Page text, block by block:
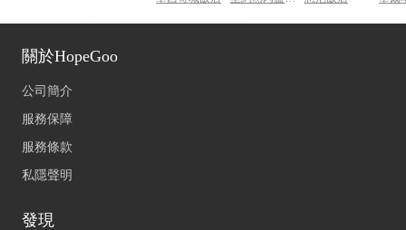
關於HopeGoo
公司簡介
服務保障
服務條款
私隱聲明
發現